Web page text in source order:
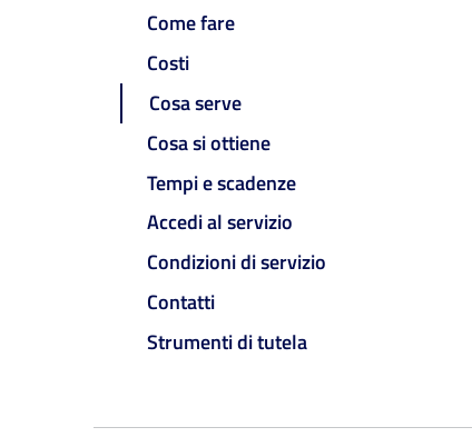
Come fare
Costi
Cosa serve
Cosa si ottiene
Tempi e scadenze
Accedi al servizio
Condizioni di servizio
Contatti
Strumenti di tutela